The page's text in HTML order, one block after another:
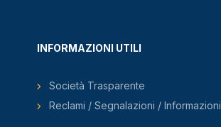
INFORMAZIONI UTILI
Società Trasparente
Reclami / Segnalazioni / Informazioni